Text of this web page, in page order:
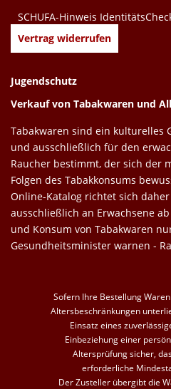
SCHUFA-Hinweis
Vertrag widerrufen
Jugendschutz
Verkauf von Tabakwaren und
Tabakwaren sind ein kulturelles
und ausschließlich für den
Raucher bestimmt, der sich der
Folgen des Tabakkonsums
Online-Katalog richtet sich daher
ausschließlich an Erwachsene
und Konsum von Tabakwaren
Gesundheitsminister warnen -
Sofern Ihre Bestellung
Altersbeschränkungen
Einsatz eines
Einbeziehung einer
Altersprüfung sicher,
erforderliche
Der Zusteller übergibt die